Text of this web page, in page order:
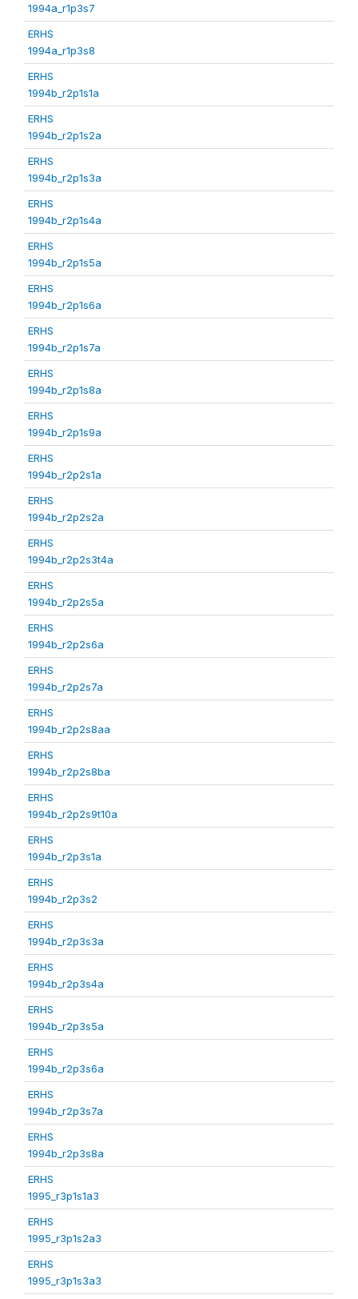
1994a_r1p3s7
ERHS
1994a_r1p3s8
ERHS
1994b_r2p1s1a
ERHS
1994b_r2p1s2a
ERHS
1994b_r2p1s3a
ERHS
1994b_r2p1s4a
ERHS
1994b_r2p1s5a
ERHS
1994b_r2p1s6a
ERHS
1994b_r2p1s7a
ERHS
1994b_r2p1s8a
ERHS
1994b_r2p1s9a
ERHS
1994b_r2p2s1a
ERHS
1994b_r2p2s2a
ERHS
1994b_r2p2s3t4a
ERHS
1994b_r2p2s5a
ERHS
1994b_r2p2s6a
ERHS
1994b_r2p2s7a
ERHS
1994b_r2p2s8aa
ERHS
1994b_r2p2s8ba
ERHS
1994b_r2p2s9t10a
ERHS
1994b_r2p3s1a
ERHS
1994b_r2p3s2
ERHS
1994b_r2p3s3a
ERHS
1994b_r2p3s4a
ERHS
1994b_r2p3s5a
ERHS
1994b_r2p3s6a
ERHS
1994b_r2p3s7a
ERHS
1994b_r2p3s8a
ERHS
1995_r3p1s1a3
ERHS
1995_r3p1s2a3
ERHS
1995_r3p1s3a3